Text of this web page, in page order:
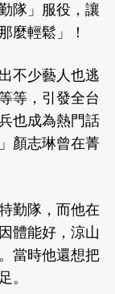
隊」服役，讓
麼輕鬆」！
不少藝人也逃
等，引發全台
也成為熱門話
顏志琳曾在菁
勤隊，而他在
體能好，涼山
當時他還想把
。